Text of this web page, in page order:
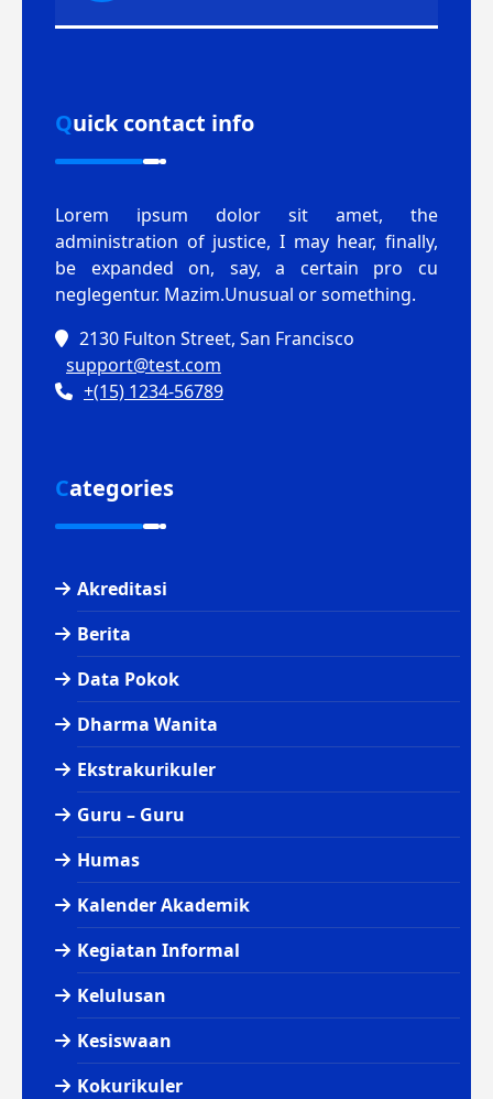
Quick contact info
Lorem ipsum dolor sit amet, the
administration of justice, I may hear, finally,
be expanded on, say, a certain pro cu
neglegentur. Mazim.Unusual or something.
2130 Fulton Street, San Francisco
support@test.com
+(15) 1234-56789
Categories
Akreditasi
Berita
Data Pokok
Dharma Wanita
Ekstrakurikuler
Guru – Guru
Humas
Kalender Akademik
Kegiatan Informal
Kelulusan
Kesiswaan
Kokurikuler